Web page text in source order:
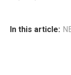
In this article: